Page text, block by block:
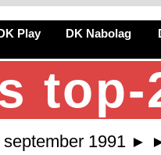
Play DK Nabolag
top-
1991 ►